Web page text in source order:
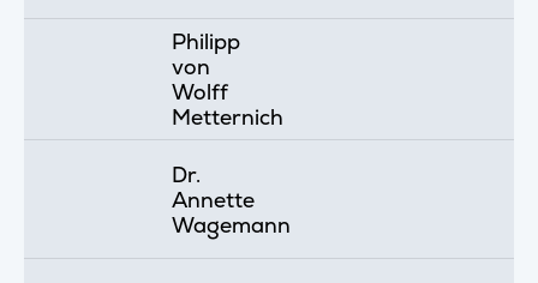
Philipp
von
Wolff
Metternich
Dr.
Annette
Wagemann